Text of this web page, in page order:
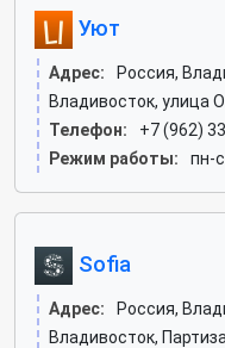
Уют
Адрес:
Россия,
Владивосток, улица
Телефон:
+7 (962)
Режим работы:
пн-
Sofia
Адрес:
Россия,
Владивосток,